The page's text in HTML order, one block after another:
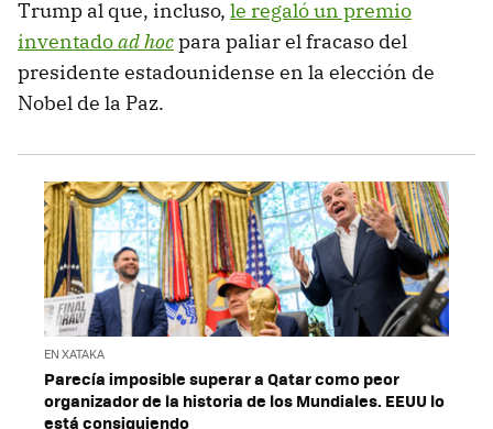
Trump al que, incluso, le regaló un premio
inventadoad hocpara paliar el fracaso del
presidente estadounidense en la elección de
Nobel de la Paz.
EN XATAKA
Parecía imposible superar a Qatar como peor
organizador de la historia de los Mundiales. EEUU lo
está consiguiendo